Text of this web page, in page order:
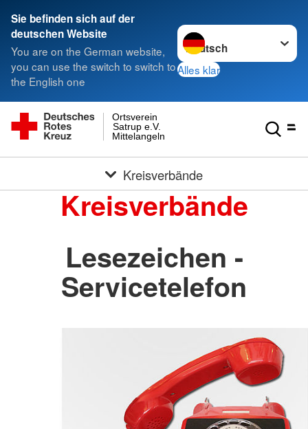
Sie befinden sich auf der
deutschen Website
You are on the German website,
you can use the switch to switch to
the English one
Sprache wechseln zu
Alles klar
Mittelangeln
Satrup e.V.
Ortsverein
Kreisverbände
Kreisverbände
Lesezeichen -
Servicetelefon